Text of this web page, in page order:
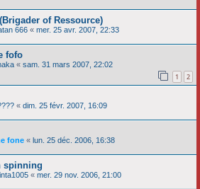
of Ressource)
666 « mer. 25 avr. 2007, 22:33
fofo
« sam. 31 mars 2007, 22:02
1 2
« dim. 25 févr. 2007, 16:09
fone « lun. 25 déc. 2006, 16:38
spinning
« mer. 29 nov. 2006, 21:00